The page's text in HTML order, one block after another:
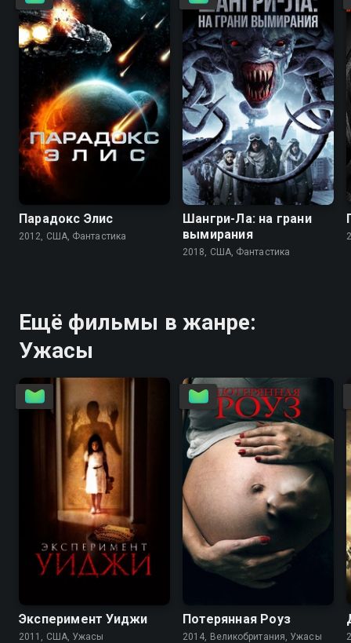
3.7
Парадокс Элис
2012, США, Фантастика
4.7 3.1
Шангри-Ла: на грани
вымирания
2018, США, Фантастика
Ещё фильмы в жанре:
Ужасы
4.0 3.2
Эксперимент Уиджи
2011, США, Ужасы
3.1
Потерянная Роуз
2014, Великобритания, Ужасы